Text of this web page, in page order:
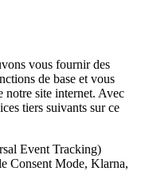
vous fournir des
de base et vous
notre site internet. Avec
tiers suivants sur ce
Event Tracking)
Consent Mode, Klarna,